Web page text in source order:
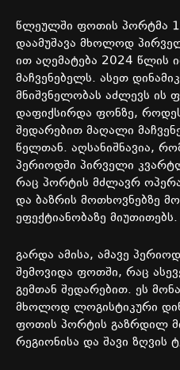
წლეულში ფოთის პორტმა
დაამუშავა მხოლოდ
ით აღემატება 2024 წლის
მაჩვენებელს. ასეთ
მნიშვნელობას აძლევს ის
დაფიქსირდა ფონზე,
შედარებით მაღალი
წელთან. აღსანიშნავია,
პერიოდში პირველი
რაც პორტის მძლავრ
და ბაზრის მოთხოვნებზე
ეფექტიანობაზე მიუთითებს.
გარდა ამისა, ამავე
შემოვიდა ფოთში, რაც
გემთან შედარებით. ეს
მხოლოდ ლოგისტიკური
ფოთის პორტის გაზრდილ
რეგიონისა და შავი ზღვის